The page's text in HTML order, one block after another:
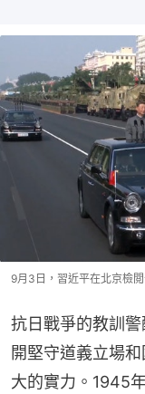
9月3日，習近平在北京檢閲
抗日戰爭的教訓
開堅守道義立場
大的實力。1945